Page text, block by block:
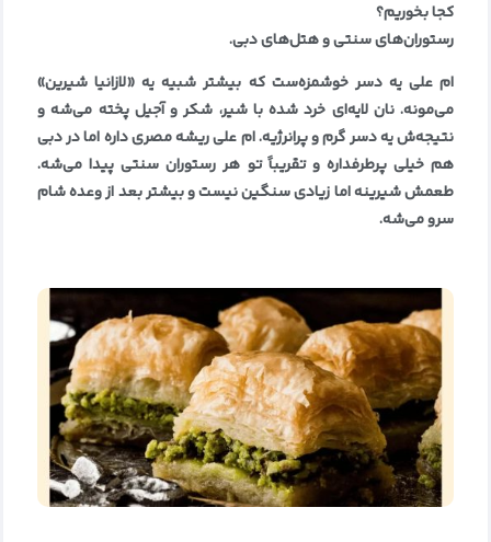
کجا بخوریم؟
رستوران‌های سنتی و هتل‌های دبی.
ام علی یه دسر خوشمزه‌ست که بیشتر شبیه یه «لازانیا شیرین»
می‌مونه. نان لایه‌ای خرد شده با شیر، شکر و آجیل پخته می‌شه و
نتیجه‌ش یه دسر گرم و پرانرژیه. ام علی ریشه مصری داره اما در دبی
هم خیلی پرطرفداره و تقریباً تو هر رستوران سنتی پیدا می‌شه.
طعمش شیرینه اما زیادی سنگین نیست و بیشتر بعد از وعده شام
سرو می‌شه.